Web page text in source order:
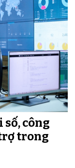
số, công
trong